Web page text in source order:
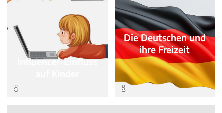
Influencer-Einfluss
Die Deutschen und
ihre Freizeit